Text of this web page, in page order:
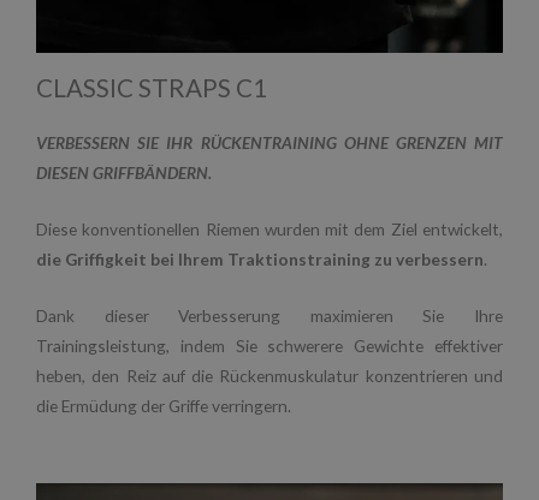
CLASSIC STRAPS C1
VERBESSERN SIE IHR RÜCKENTRAINING OHNE GRENZEN MIT
DIESEN GRIFFBÄNDERN.
Diese konventionellen Riemen wurden mit dem Ziel entwickelt,
die Griffigkeit bei Ihrem Traktionstraining zu verbessern.
Dank dieser Verbesserung maximieren Sie Ihre
Trainingsleistung, indem Sie schwerere Gewichte effektiver
heben, den Reiz auf die Rückenmuskulatur konzentrieren und
die Ermüdung der Griffe verringern.